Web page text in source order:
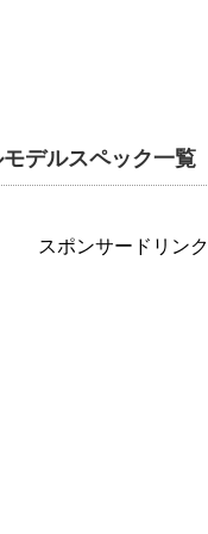
デルスペック一覧
スポンサードリンク